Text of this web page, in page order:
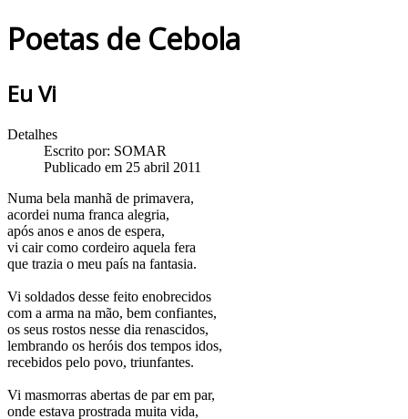
Poetas de Cebola
Eu Vi
Detalhes
Escrito por: SOMAR
Publicado em 25 abril 2011
Numa bela manhã de primavera,
acordei numa franca alegria,
após anos e anos de espera,
vi cair como cordeiro aquela fera
que trazia o meu país na fantasia.
Vi soldados desse feito enobrecidos
com a arma na mão, bem confiantes,
os seus rostos nesse dia renascidos,
lembrando os heróis dos tempos idos,
recebidos pelo povo, triunfantes.
Vi masmorras abertas de par em par,
onde estava prostrada muita vida,